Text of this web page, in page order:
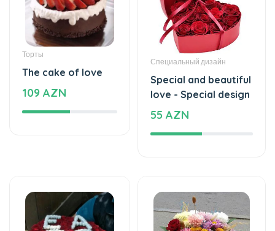
Торты
The cake of love
109 AZN
Специальный дизайн
Special and beautiful
love - Special design
55 AZN